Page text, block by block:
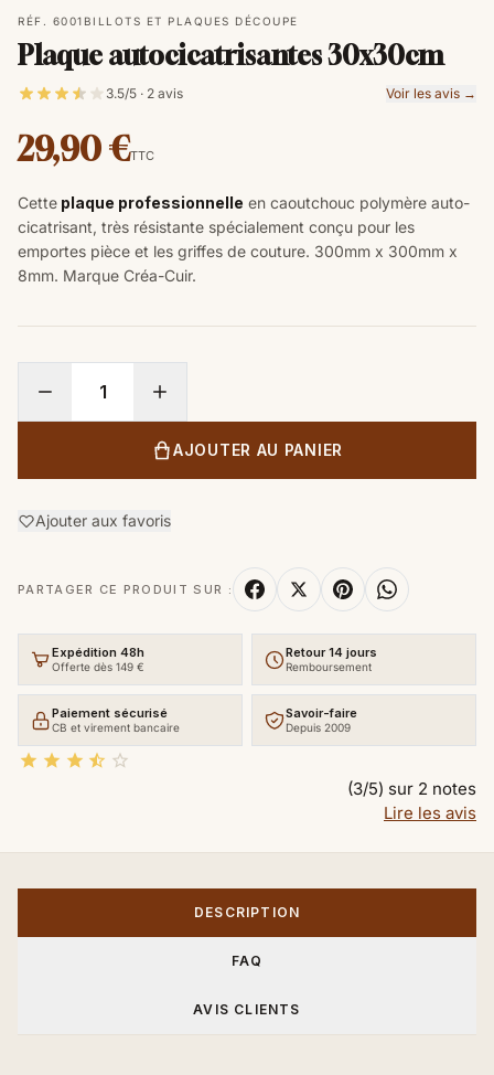
RÉF. 6001 BILLOTS ET PLAQUES DÉCOUPE
Plaque autocicatrisantes 30x30cm
3.5/5 · 2 avis Voir les avis →
29,90 €TTC
Cette plaque professionnelle en caoutchouc polymère auto-
cicatrisant, très résistante spécialement conçu pour les
emportes pièce et les griffes de couture. 300mm x 300mm x
8mm. Marque Créa-Cuir.
AJOUTER AU PANIER
Ajouter aux favoris
PARTAGER CE PRODUIT SUR :
Expédition 48h
Offerte dès 149 €
Retour 14 jours
Remboursement
Paiement sécurisé
CB et virement bancaire
Savoir-faire
Depuis 2009
    
(3/5) sur 2 notes
Lire les avis
DESCRIPTION
FAQ
AVIS CLIENTS